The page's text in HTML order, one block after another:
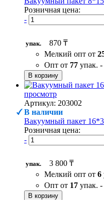
Розничная цена:
-
упак.
870 ₸
Мелкий опт от
Опт от 77 упак. -
В корзину
просмотр
Артикул: 203002
В наличии
Вакуумный пакет
Розничная цена:
-
упак.
3 800 ₸
Мелкий опт от 6
Опт от 17 упак. -
В корзину